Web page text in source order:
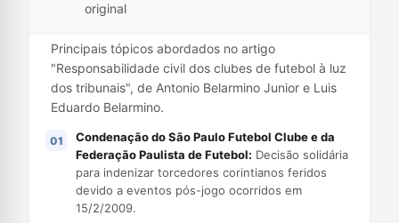
original
Principais tópicos abordados no artigo
"Responsabilidade civil dos clubes de futebol à luz
dos tribunais", de Antonio Belarmino Junior e Luis
Eduardo Belarmino.
Condenação do São Paulo Futebol Clube e da
Federação Paulista de Futebol: Decisão solidária
para indenizar torcedores corintianos feridos
devido a eventos pós-jogo ocorridos em
15/2/2009.